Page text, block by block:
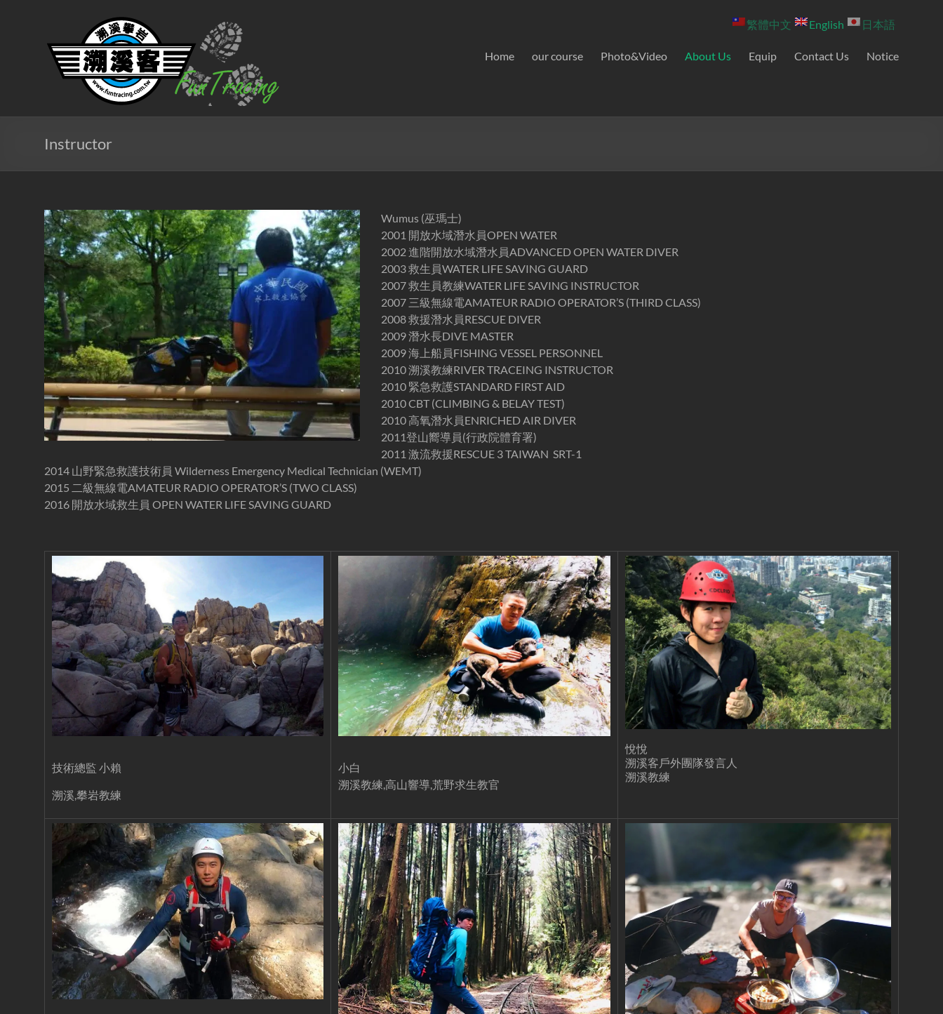
溪
客
戶
外
團
北
台
灣
專
業
溯
溪-
溯
溪-
攀
岩-
安
全
第
首
選
繁體中文 English 日本語
Home our course Photo&Video About Us Equip Contact Us Notice
Instructor
Wumus (巫瑪士)
2001 開放水域潛水員OPEN WATER
2002 進階開放水域潛水員ADVANCED OPEN WATER DIVER
2003 救生員WATER LIFE SAVING GUARD
2007 救生員教練WATER LIFE SAVING INSTRUCTOR
2007 三級無線電AMATEUR RADIO OPERATOR’S (THIRD CLASS)
2008 救援潛水員RESCUE DIVER
2009 潛水長DIVE MASTER
2009 海上船員FISHING VESSEL PERSONNEL
2010 溯溪教練RIVER TRACEING INSTRUCTOR
2010 緊急救護STANDARD FIRST AID
2010 CBT (CLIMBING & BELAY TEST)
2010 高氧潛水員ENRICHED AIR DIVER
2011登山嚮導員(行政院體育署)
2011 激流救援RESCUE 3 TAIWAN SRT-1
2014 山野緊急救護技術員 Wilderness Emergency Medical Technician (WEMT)
2015 二級無線電AMATEUR RADIO OPERATOR’S (TWO CLASS)
2016 開放水域救生員 OPEN WATER LIFE SAVING GUARD
技術總監 小賴
溯溪,攀岩教練
小白
溯溪教練,高山響導,荒野求生教官
悅悅
溯溪客戶外團隊發言人
溯溪教練